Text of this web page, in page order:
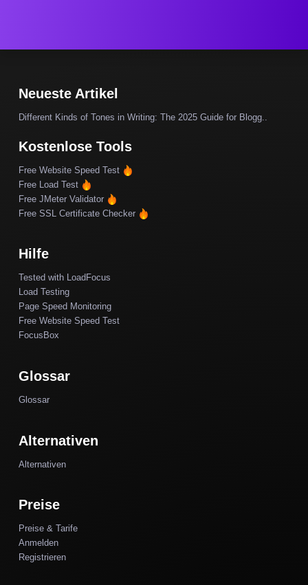
Neueste Artikel
Different Kinds of Tones in Writing: The 2025 Guide for Blogg..
Kostenlose Tools
Free Website Speed Test
Free Load Test
Free JMeter Validator
Free SSL Certificate Checker
Hilfe
Tested with LoadFocus
Load Testing
Page Speed Monitoring
Free Website Speed Test
FocusBox
Glossar
Glossar
Alternativen
Alternativen
Preise
Preise & Tarife
Anmelden
Registrieren